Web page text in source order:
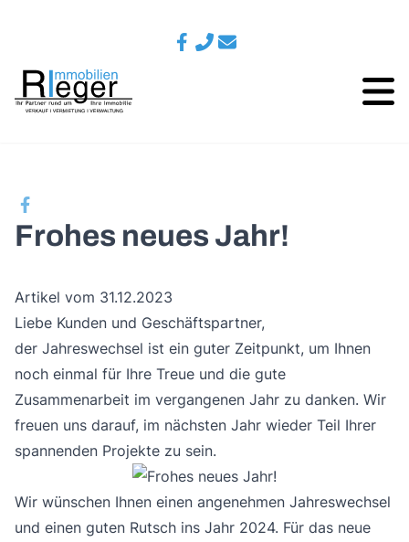
Frohes neues Jahr!
Artikel vom 31.12.2023
Liebe Kunden und Geschäftspartner,
der Jahreswechsel ist ein guter Zeitpunkt, um Ihnen
noch einmal für Ihre Treue und die gute
Zusammenarbeit im vergangenen Jahr zu danken. Wir
freuen uns darauf, im nächsten Jahr wieder Teil Ihrer
spannenden Projekte zu sein.
Wir wünschen Ihnen einen angenehmen Jahreswechsel
und einen guten Rutsch ins Jahr 2024. Für das neue